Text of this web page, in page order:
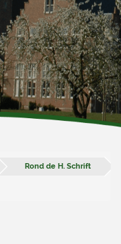
Rond de H. Schrift